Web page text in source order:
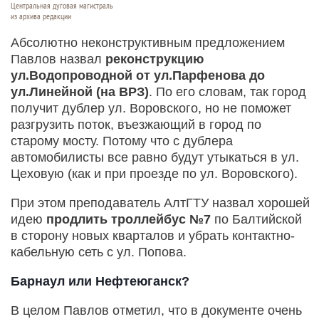
Центральная дуговая магистраль
из архива редакции
Абсолютно неконструктивным предложением
Павлов назвал реконструкцию
ул.Водопроводной от ул.Парфенова до
ул.Линейной (на ВРЗ). По его словам, так город
получит дублер ул. Воровского, но не поможет
разгрузить поток, въезжающий в город по
старому мосту. Потому что с дублера
автомобилисты все равно будут утыкаться в ул.
Цеховую (как и при проезде по ул. Воровского).
При этом преподаватель АлтГТУ назвал хорошей
идею продлить троллейбус №7 по Балтийской
в сторону новых кварталов и убрать контактно-
кабельную сеть с ул. Попова.
Барнаул или Нефтеюганск?
В целом Павлов отметил, что в документе очень